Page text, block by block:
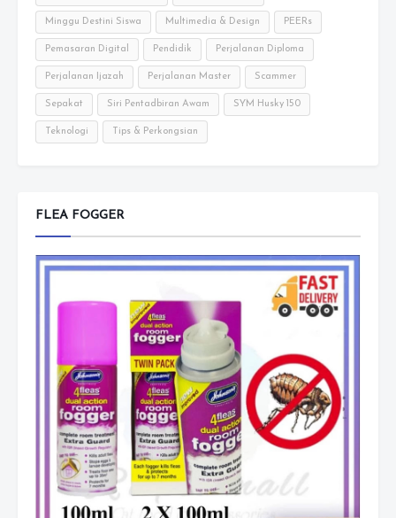
Minggu Destini Siswa Multimedia & Design PEERs
Pemasaran Digital Pendidik Perjalanan Diploma
Perjalanan Ijazah Perjalanan Master Scammer
Sepakat Siri Pentadbiran Awam SYM Husky 150
Teknologi Tips & Perkongsian
FLEA FOGGER